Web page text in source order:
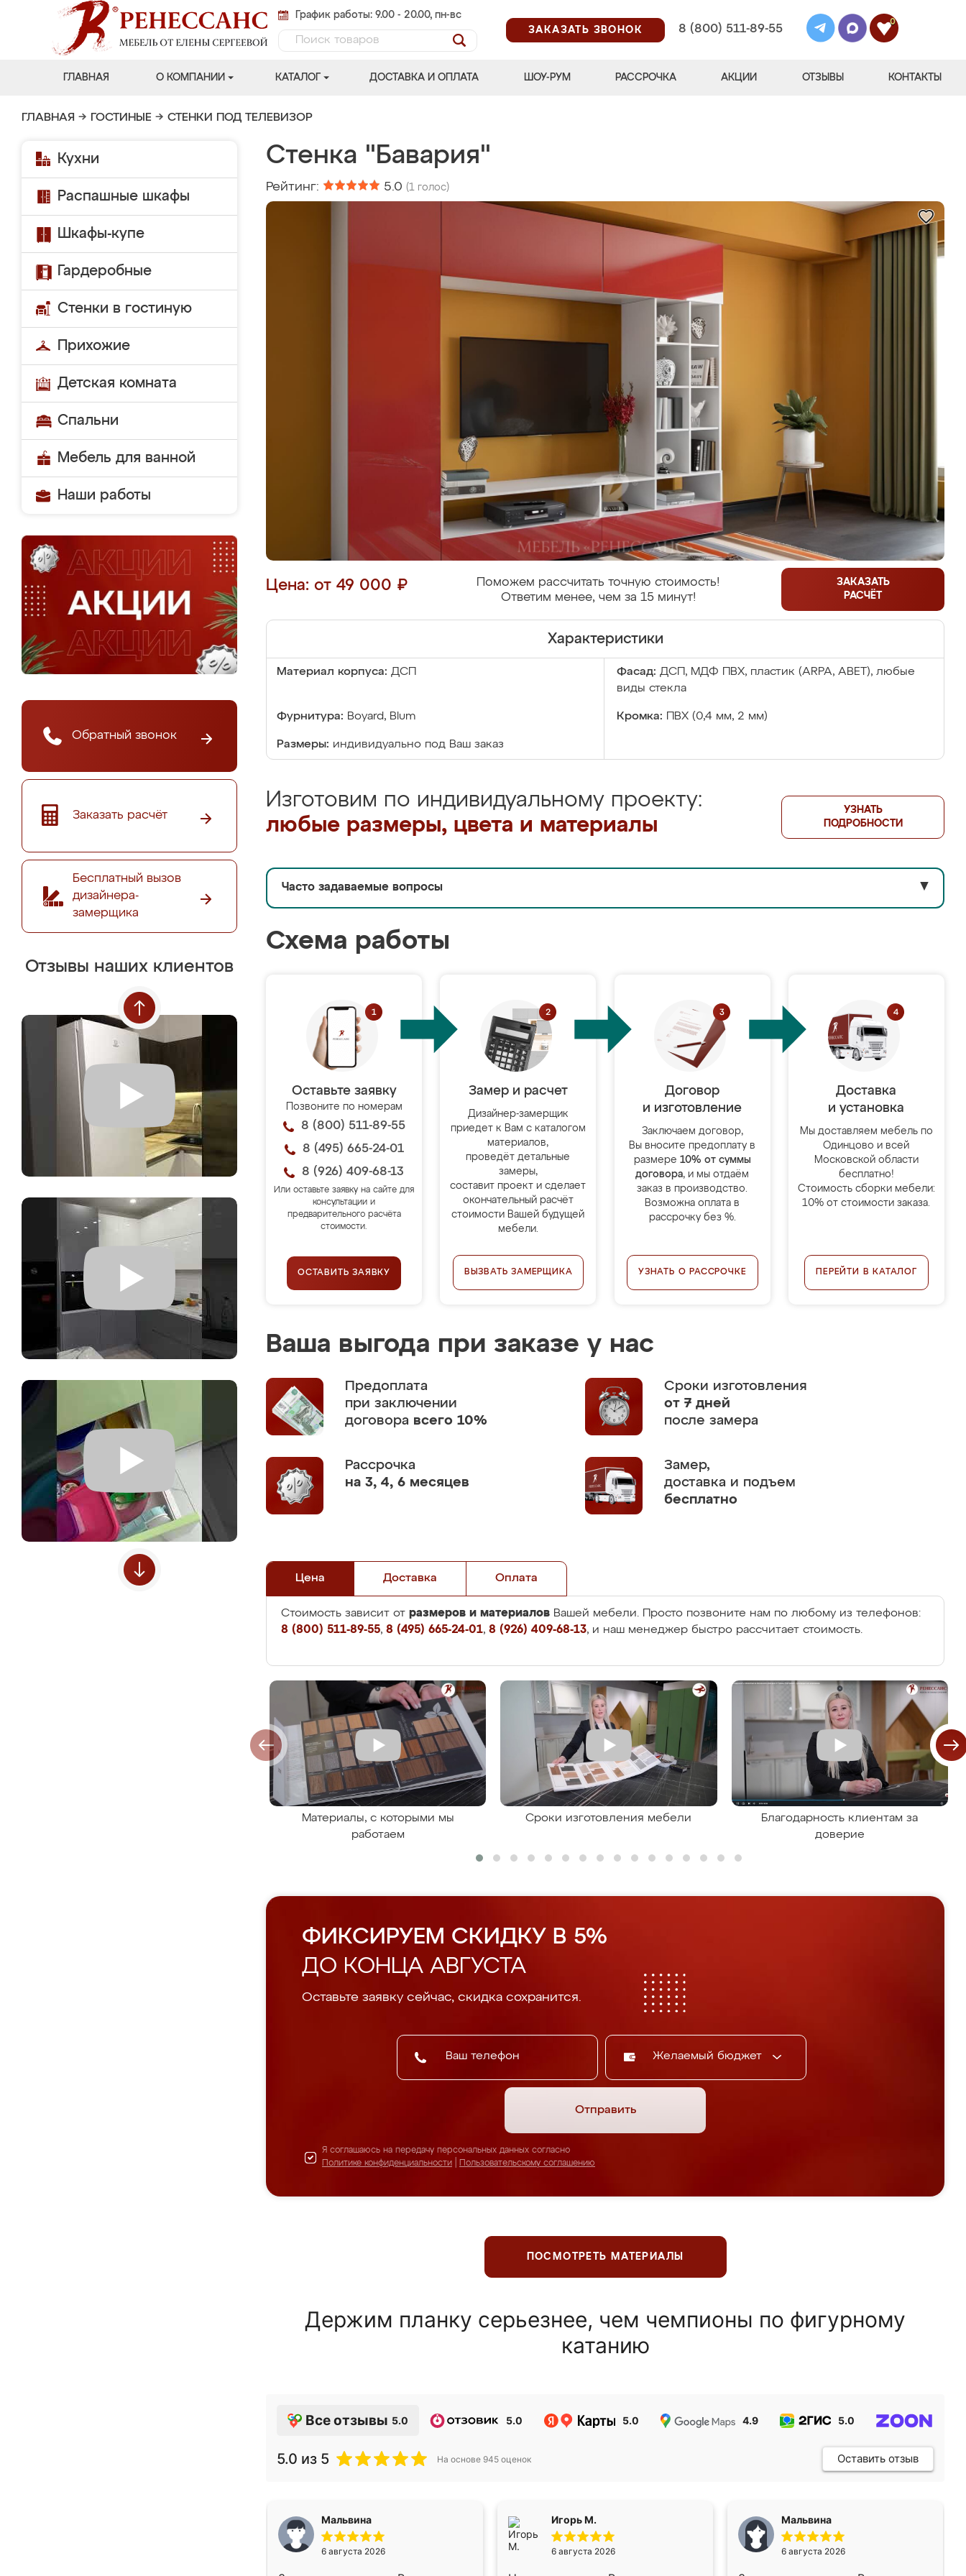
График работы: 9.00 - 20.00, пн-вс
ЗАКАЗАТЬ ЗВОНОК
8 (800) 511-89-55
0
ГЛАВНАЯ О КОМПАНИИ КАТАЛОГ ДОСТАВКА И ОПЛАТА ШОУ-РУМ РАССРОЧКА АКЦИИ ОТЗЫВЫ КОНТАКТЫ
ГЛАВНАЯ → ГОСТИНЫЕ → СТЕНКИ ПОД ТЕЛЕВИЗОР
Кухни
Распашные шкафы
Шкафы-купе
Гардеробные
Стенки в гостиную
Прихожие
Детская комната
Спальни
Мебель для ванной
Наши работы
Обратный звонок
Заказать расчёт
Бесплатный вызов
дизайнера-
замерщика
Отзывы наших клиентов
Стенка "Бавария"
Рейтинг: 5.0 (1 голос)
Цена: от 49 000 ₽
Поможем рассчитать точную стоимость!
Ответим менее, чем за 15 минут!
ЗАКАЗАТЬ
РАСЧЁТ
Характеристики
Материал корпуса: ДСП Фасад: ДСП, МДФ ПВХ, пластик (ARPA, ABET), любые
виды стекла
Фурнитура: Boyard, Blum Кромка: ПВХ (0,4 мм, 2 мм)
Размеры: индивидуально под Ваш заказ
Изготовим по индивидуальному проекту:
любые размеры, цвета и материалы
УЗНАТЬ
ПОДРОБНОСТИ
Часто задаваемые вопросы ▼
Схема работы
Оставьте заявку
Позвоните по номерам
8 (800) 511-89-55
8 (495) 665-24-01
8 (926) 409-68-13
Или оставьте заявку на сайте для
консультации и
предварительного расчёта
стоимости.
ОСТАВИТЬ ЗАЯВКУ
Замер и расчет
Дизайнер-замерщик
приедет к Вам с каталогом
материалов,
проведёт детальные
замеры,
составит проект и сделает
окончательный расчёт
стоимости Вашей будущей
мебели.
ВЫЗВАТЬ ЗАМЕРЩИКА
Договор
и изготовление
Заключаем договор,
Вы вносите предоплату в
размере 10% от суммы
договора, и мы отдаём
заказ в производство.
Возможна оплата в
рассрочку без %.
УЗНАТЬ О РАССРОЧКЕ
Доставка
и установка
Мы доставляем мебель по
Одинцово и всей
Московской области
бесплатно!
Стоимость сборки мебели:
10% от стоимости заказа.
ПЕРЕЙТИ В КАТАЛОГ
Ваша выгода при заказе у нас
Предоплата
при заключении
договора всего 10%
Сроки изготовления
от 7 дней
после замера
Рассрочка
на 3, 4, 6 месяцев
Замер,
доставка и подъем
бесплатно
Цена Доставка Оплата
Стоимость зависит от размеров и материалов Вашей мебели. Просто позвоните нам по любому из телефонов:
8 (800) 511-89-55, 8 (495) 665-24-01, 8 (926) 409-68-13, и наш менеджер быстро рассчитает стоимость.
Материалы, с которыми мы
работаем
Сроки изготовления мебели
Благодарность клиентам за
доверие
ФИКСИРУЕМ СКИДКУ В 5%
ДО КОНЦА АВГУСТА
Оставьте заявку сейчас, скидка сохранится.
Желаемый бюджет
Отправить
Я соглашаюсь на передачу персональных данных согласно
Политике конфиденциальности
Пользовательскому соглашению
ПОСМОТРЕТЬ МАТЕРИАЛЫ
Держим планку серьезнее, чем чемпионы по фигурному
катанию
Все отзывы 5.0 5.0 5.0 4.9 5.0
5.0 из 5 На основе 945 оценок Оставить отзыв
Мальвина
6 августа 2026
Игорь М.
6 августа 2026
Мальвина
6 августа 2026